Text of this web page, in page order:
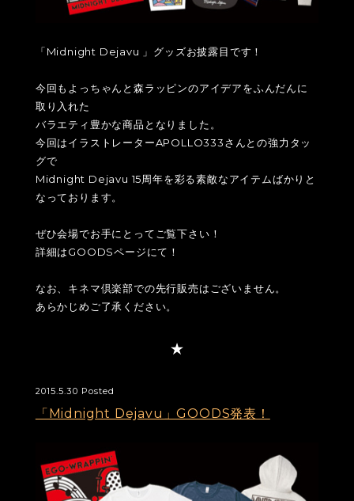
「Midnight Dejavu 」グッズお披露目です！
今回もよっちゃんと森ラッピンのアイデアをふんだんに
取り入れた
バラエティ豊かな商品となりました。
今回はイラストレーターAPOLLO333さんとの強力タッ
グで
Midnight Dejavu 15周年を彩る素敵なアイテムばかりと
なっております。
ぜひ会場でお手にとってご覧下さい！
詳細はGOODSページにて！
なお、キネマ倶楽部での先行販売はございません。
あらかじめご了承ください。
2015.5.30 Posted
「Midnight Dejavu」GOODS発表！